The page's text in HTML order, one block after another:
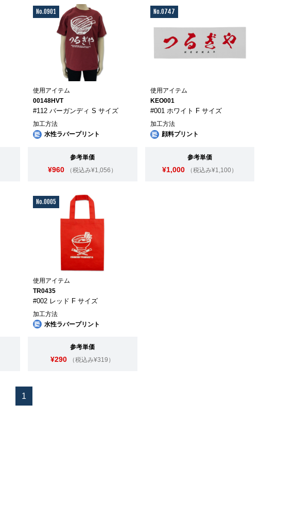
No.0901
使用アイテム
00148HVT
#112 バーガンディ S サイズ
加工方法
水性ラバープリント
参考単価
¥960 （税込み¥1,056）
No.0747
使用アイテム
KEO001
#001 ホワイト F サイズ
加工方法
顔料プリント
参考単価
¥1,000 （税込み¥1,100）
No.0005
使用アイテム
TR0435
#002 レッド F サイズ
加工方法
水性ラバープリント
参考単価
¥290 （税込み¥319）
1